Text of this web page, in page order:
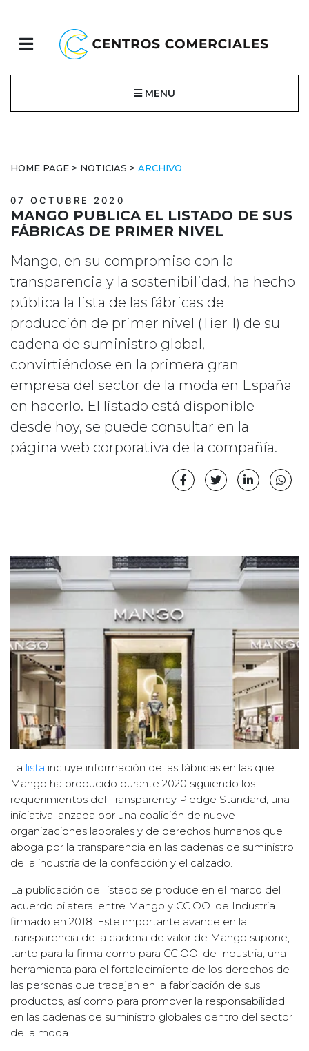
MENU
HOME PAGE > NOTICIAS > ARCHIVO
07 OCTUBRE 2020
MANGO PUBLICA EL LISTADO DE SUS
FÁBRICAS DE PRIMER NIVEL
Mango, en su compromiso con la
transparencia y la sostenibilidad, ha hecho
pública la lista de las fábricas de
producción de primer nivel (Tier 1) de su
cadena de suministro global,
convirtiéndose en la primera gran
empresa del sector de la moda en España
en hacerlo. El listado está disponible
desde hoy, se puede consultar en la
página web corporativa de la compañía.
La lista incluye información de las fábricas en las que
Mango ha producido durante 2020 siguiendo los
requerimientos del Transparency Pledge Standard, una
iniciativa lanzada por una coalición de nueve
organizaciones laborales y de derechos humanos que
aboga por la transparencia en las cadenas de suministro
de la industria de la confección y el calzado.
La publicación del listado se produce en el marco del
acuerdo bilateral entre Mango y CC.OO. de Industria
firmado en 2018. Este importante avance en la
transparencia de la cadena de valor de Mango supone,
tanto para la firma como para CC.OO. de Industria, una
herramienta para el fortalecimiento de los derechos de
las personas que trabajan en la fabricación de sus
productos, así como para promover la responsabilidad
en las cadenas de suministro globales dentro del sector
de la moda.